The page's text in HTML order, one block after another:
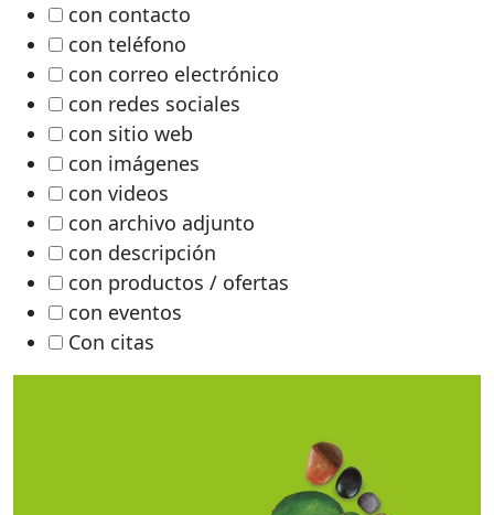
con contacto
con teléfono
con correo electrónico
con redes sociales
con sitio web
con imágenes
con videos
con archivo adjunto
con descripción
con productos / ofertas
con eventos
Con citas